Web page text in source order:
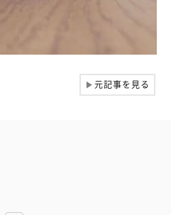
▶元記事を見る